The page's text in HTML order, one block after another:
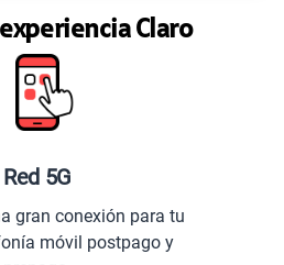
Claro
para tu
y